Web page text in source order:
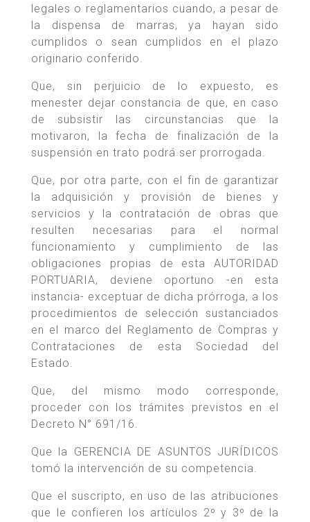
legales o reglamentarios cuando, a pesar de
la dispensa de marras, ya hayan sido
cumplidos o sean cumplidos en el plazo
originario conferido.
Que, sin perjuicio de lo expuesto, es
menester dejar constancia de que, en caso
de subsistir las circunstancias que la
motivaron, la fecha de finalización de la
suspensión en trato podrá ser prorrogada.
Que, por otra parte, con el fin de garantizar
la adquisición y provisión de bienes y
servicios y la contratación de obras que
resulten necesarias para el normal
funcionamiento y cumplimiento de las
obligaciones propias de esta AUTORIDAD
PORTUARIA, deviene oportuno -en esta
instancia- exceptuar de dicha prórroga, a los
procedimientos de selección sustanciados
en el marco del Reglamento de Compras y
Contrataciones de esta Sociedad del
Estado.
Que, del mismo modo corresponde,
proceder con los trámites previstos en el
Decreto N° 691/16.
Que la GERENCIA DE ASUNTOS JURÍDICOS
tomó la intervención de su competencia.
Que el suscripto, en uso de las atribuciones
que le confieren los artículos 2º y 3º de la